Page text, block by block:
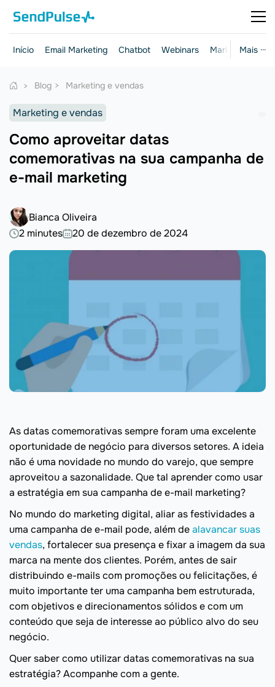
Mais ···
Início Email Marketing Chatbot Webinars Marketing e
Blog Marketing e vendas
Marketing e vendas
Como aproveitar datas
comemorativas na sua campanha de
e-mail marketing
Bianca Oliveira
2 minutes
20 de dezembro de 2024
As datas comemorativas sempre foram uma excelente
oportunidade de negócio para diversos setores. A ideia
não é uma novidade no mundo do varejo, que sempre
aproveitou a sazonalidade. Que tal aprender como usar
a estratégia em sua campanha de e-mail marketing?
No mundo do marketing digital, aliar as festividades a
uma campanha de e-mail pode, além dealavancar suas
vendas, fortalecer sua presença e fixar a imagem da sua
marca na mente dos clientes. Porém, antes de sair
distribuindo e-mails com promoções ou felicitações, é
muito importante ter uma campanha bem estruturada,
com objetivos e direcionamentos sólidos e com um
conteúdo que seja de interesse ao público alvo do seu
negócio.
Quer saber como utilizar datas comemorativas na sua
estratégia? Acompanhe com a gente.